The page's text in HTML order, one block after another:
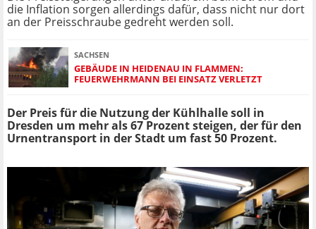
die Inflation sorgen allerdings dafür, dass nicht nur dort
an der Preisschraube gedreht werden soll.
SACHSEN
GEBÄUDE IN HEIDENAU IN FLAMMEN:
FEUERWEHRMANN BEI EINSATZ VERLETZT
Der Preis für die Nutzung der Kühlhalle soll in
Dresden um mehr als 67 Prozent steigen, der für den
Urnentransport in der Stadt um fast 50 Prozent.